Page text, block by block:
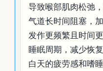
导致喉部肌肉松弛
气道长时间阻塞，
发作更频繁且时间
睡眠周期，减少恢
白天的疲劳感和嗜